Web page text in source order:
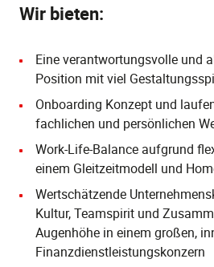
Wir bieten:
Eine verantwortungsvolle und
Position mit viel
Onboarding Konzept und
fachlichen und persönlichen
Work-Life-Balance aufgrund
einem Gleitzeitmodell und
Wertschätzende
Kultur, Teamspirit und
Augenhöhe in einem großen,
Finanzdienstleistungskonzern